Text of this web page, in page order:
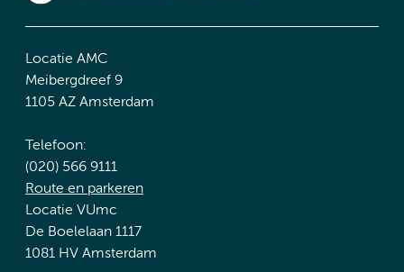
Locatie AMC
Meibergdreef 9
1105 AZ Amsterdam
Telefoon:
(020) 566 9111
Route en parkeren
Locatie VUmc
De Boelelaan 1117
1081 HV Amsterdam